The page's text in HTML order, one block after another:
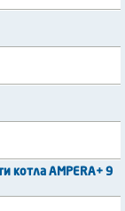
котла AMPERA+ 9